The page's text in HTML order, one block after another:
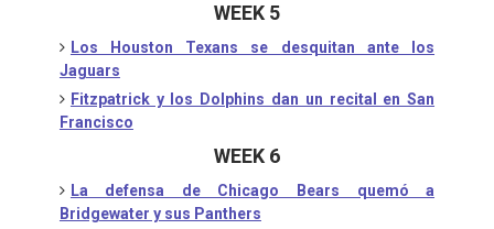
WEEK 5
Los Houston Texans se desquitan ante los
Jaguars
Fitzpatrick y los Dolphins dan un recital en San
Francisco
WEEK 6
La defensa de Chicago Bears quemó a
Bridgewater y sus Panthers